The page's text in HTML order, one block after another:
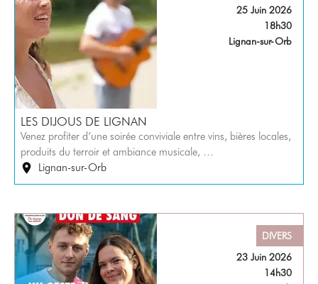
25 Juin 2026
18h30
Lignan-sur-Orb
LES DIJOUS DE LIGNAN
Venez profiter d’une soirée conviviale entre vins, bières locales,
produits du terroir et ambiance musicale, …
Lignan-sur-Orb
DIVERS
23 Juin 2026
14h30